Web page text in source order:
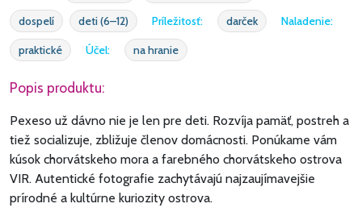
dospelí
deti (6–12) Príležitosť: darček
Naladenie:
praktické
Účel: na hranie
Popis produktu:
Pexeso už dávno nie je len pre deti. Rozvíja pamäť, postreh a
tiež socializuje, zbližuje členov domácnosti. Ponúkame vám
kúsok chorvátskeho mora a farebného chorvátskeho ostrova
VIR. Autentické fotografie zachytávajú najzaujímavejšie
prírodné a kultúrne kuriozity ostrova.